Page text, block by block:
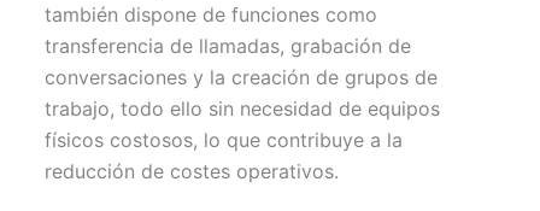
también dispone de funciones como
transferencia de llamadas, grabación de
conversaciones y la creación de grupos de
trabajo, todo ello sin necesidad de equipos
físicos costosos, lo que contribuye a la
reducción de costes operativos.